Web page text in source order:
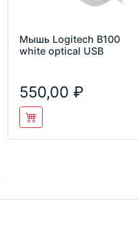
Мышь Logitech B100
white optical USB
550,00